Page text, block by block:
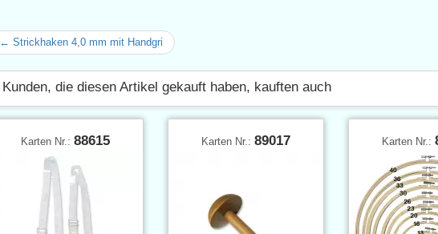
← Strickhaken 4,0 mm mit Handgri
Kunden, die diesen Artikel gekauft haben, kauften auch
Karten Nr.: 88615 Karten Nr.: 89017 Karten Nr.: